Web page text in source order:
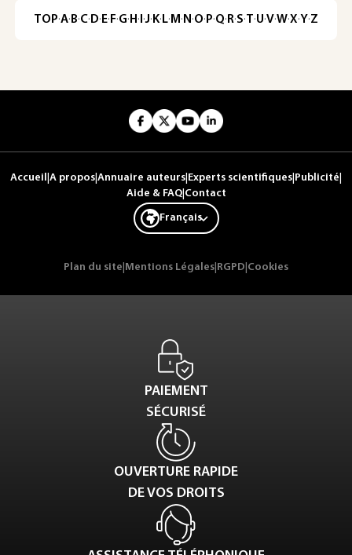
TOP·A·B·C· D· E· F·G· H · ·J· K· L· M · N ·O· P·Q· R·S·T·U·V·W·X·Y·Z
Accueil A propos Annuaire auteurs Experts scientifiques Publicité
Aide & FAQ| Contact
Français
Plan du site Mentions Légales RGPD Cookies
PAIEMENT
SÉCURISÉ
OUVERTURE RAPIDE
DE VOS DROITS